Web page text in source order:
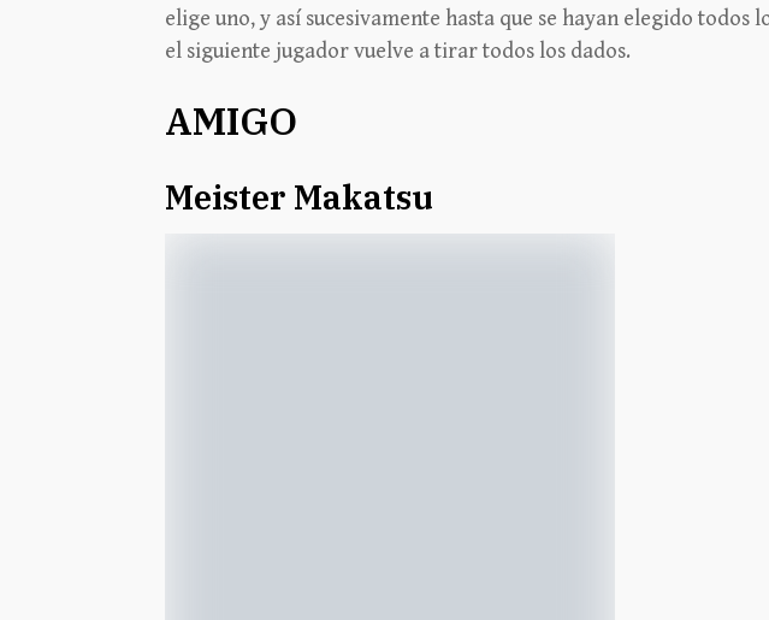
elige uno, y así sucesivamente hasta que se hayan elegido todos
el siguiente jugador vuelve a tirar todos los dados.
AMIGO
Meister Makatsu